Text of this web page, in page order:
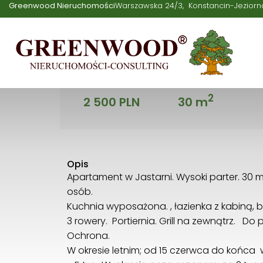
Greenwood NieruchomościWarszawska 24/3 Konstancin-
Jurata
2 500 PLN
Powierzchnia
30 m2
Opis
Apartament w Jastarni. Wysoki parter. 30
osób.
Kuchnia wyposażona. , łazienka z
3 rowery. Portiernia. Grill na zewnątrz. Do
Ochrona.
W okresie letnim; od 15 czerwca do